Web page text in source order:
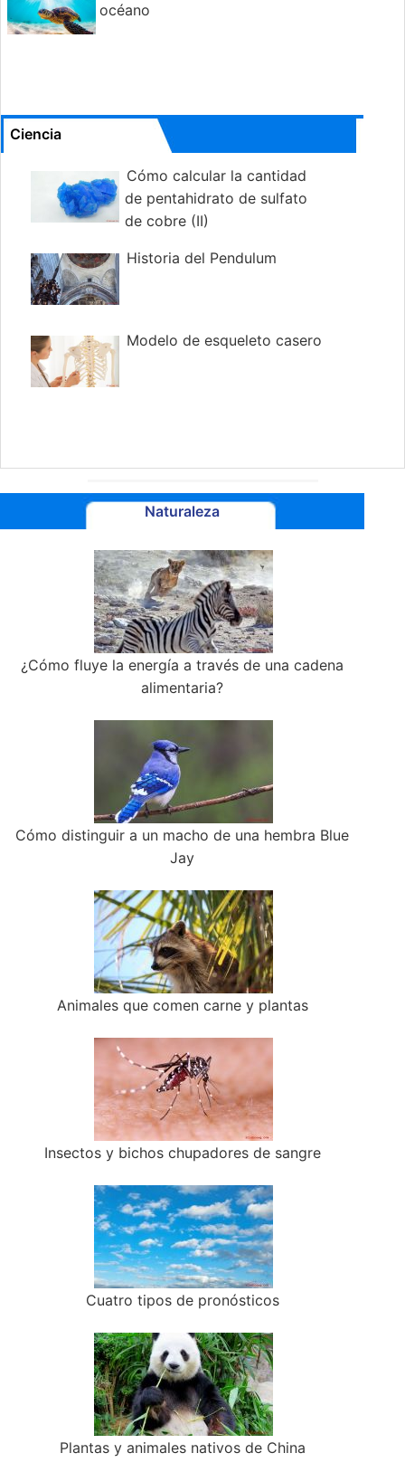
océano
Ciencia
Cómo calcular la cantidad
de pentahidrato de sulfato
de cobre (II)
Historia del Pendulum
Modelo de esqueleto casero
Naturaleza
¿Cómo fluye la energía a través de una cadena
alimentaria?
Cómo distinguir a un macho de una hembra Blue
Jay
Animales que comen carne y plantas
Insectos y bichos chupadores de sangre
Cuatro tipos de pronósticos
Plantas y animales nativos de China